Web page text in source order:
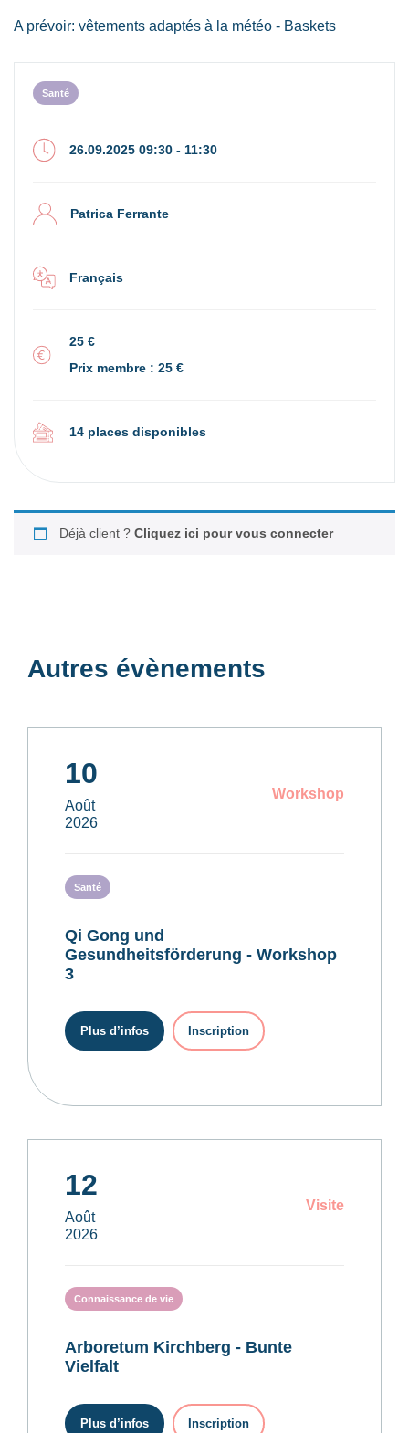
A prévoir: vêtements adaptés à la météo - Baskets
Santé
26.09.2025 09:30 - 11:30
Patrica Ferrante
Français
25 €
Prix membre : 25 €
14 places disponibles
Déjà client ?Cliquez ici pour vous connecter
Autres évènements
10
Août
2026
Workshop
Santé
Qi Gong und
Gesundheitsförderung - Workshop
3
Plus d’infos Inscription
12
Août
2026
Visite
Connaissance de vie
Arboretum Kirchberg - Bunte
Vielfalt
Plus d’infos Inscription